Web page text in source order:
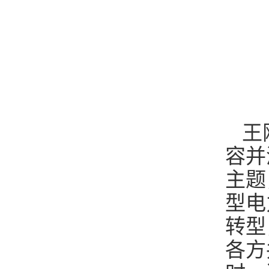
王
容
主
型
转
各